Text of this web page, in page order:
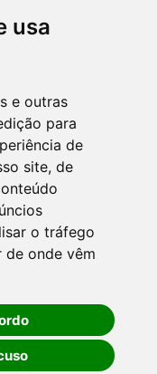
usa
e outras
para
de
site, de
o tráfego
de onde vêm
OUVIDORIA